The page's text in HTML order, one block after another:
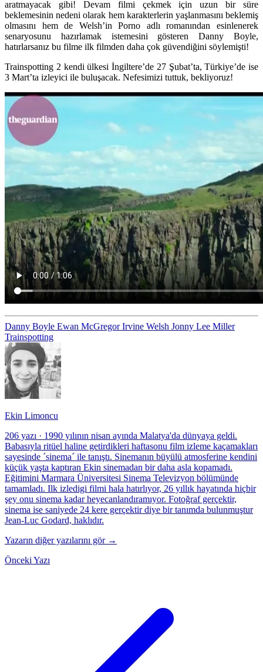
aratmayacak gibi! Devam filmi çekmek için uzun bir süre
beklemesinin nedeni olarak hem karakterlerin yaşlanmasını beklemiş
olmasını hem de Welsh’in Porno adlı romanından esinlenerek
senaryosunu hazırlamak istemesini gösteren Danny Boyle,
hatırlarsanız bu filme ilk filmden daha çok güvendiğini söylemişti!
Trainspotting 2 kendi ülkesi İngiltere’de 27 Şubat’ta, Türkiye’de ise
3 Mart’ta izleyici ile buluşacak. Nefesimizi tuttuk, bekliyoruz!
Danny Boyle Ewan McGregorIrvine Welsh Jonny Lee Miller
Trainspotting
Ekin Limoncu
206 yazı · 1990 yılının nisan ayında Malatya'da dünyaya geldi.
Babasıyla ritüel haline getirdikleri haftasonu film izleme kaçamakları
sayesinde ´sinema´ ile tanıştı. Sinemanın büyülü atmosferine kendini
küçük yaşta kaptıran Ekin sinemadan bir daha asla kopamadı.
Eğitimini Marmara Üniversitesi Sinema Televizyon bölümünde
tamamladı. Ilk izledigi filmi hala hatırlıyor, 26 yıllık hayatında hiçbir
şey onu sinema kadar heyecanlandıramıyor. Fotoğraf gerçektir,
sinema ise saniyede 24 kere gerçektir diye bir tanımda bulunmuştur
Jean-Luc Godard, haklıdır.
Yazarın diğer yazılarını gör →
Önceki Yazı